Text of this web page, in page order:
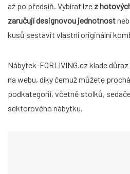
až po předsíň. Vybírat lze z
zaručují designovou jednotnost
kusů sestavit vlastní originální
Nábytek-FORLIVING.cz klade
na webu, díky čemuž můžete
podkategorií, včetně stolků,
sektorového nábytku.